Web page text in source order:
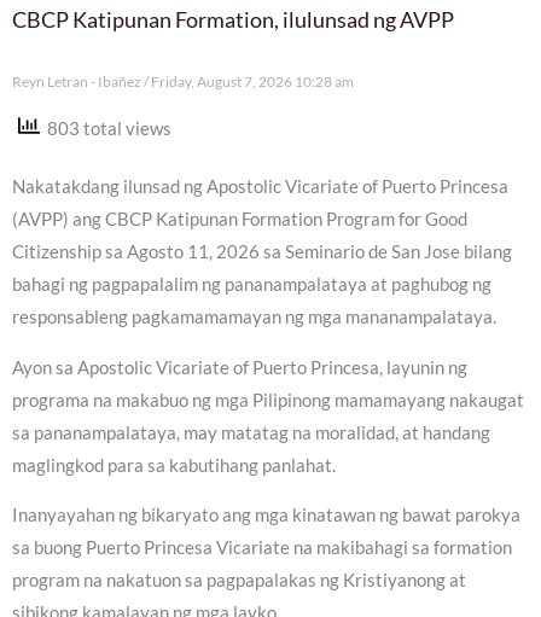
CBCP Katipunan Formation, ilulunsad ng AVPP
Reyn Letran - Ibañez Friday, August 7, 2026 10:28 am
803 total views
Nakatakdang ilunsad ng Apostolic Vicariate of Puerto Princesa
(AVPP) ang CBCP Katipunan Formation Program for Good
Citizenship sa Agosto 11, 2026 sa Seminario de San Jose bilang
bahagi ng pagpapalalim ng pananampalataya at paghubog ng
responsableng pagkamamamayan ng mga mananampalataya.
Ayon sa Apostolic Vicariate of Puerto Princesa, layunin ng
programa na makabuo ng mga Pilipinong mamamayang nakaugat
sa pananampalataya, may matatag na moralidad, at handang
maglingkod para sa kabutihang panlahat.
Inanyayahan ng bikaryato ang mga kinatawan ng bawat parokya
sa buong Puerto Princesa Vicariate na makibahagi sa formation
program na nakatuon sa pagpapalakas ng Kristiyanong at